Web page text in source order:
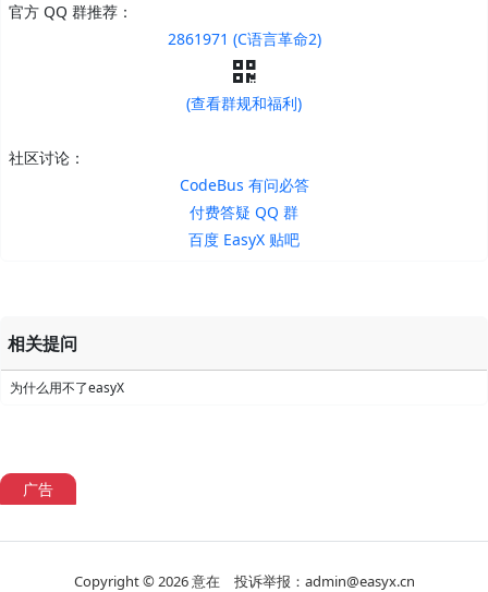
官方 QQ 群推荐：
2861971 (C语言革命2)
(查看群规和福利)
社区讨论：
CodeBus 有问必答
付费答疑 QQ 群
百度 EasyX 贴吧
相关提问
为什么用不了easyX
广告
Copyright © 2026意在投诉举报：admin@easyx.cn